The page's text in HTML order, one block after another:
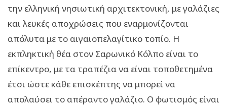
την ελληνική νησιωτική αρχιτεκτονική, με γαλάζιες
και λευκές αποχρώσεις που εναρμονίζονται
απόλυτα με το αιγαιοπελαγίτικο τοπίο. Η
εκπληκτική θέα στον Σαρωνικό Κόλπο είναι το
επίκεντρο, με τα τραπέζια να είναι τοποθετημένα
έτσι ώστε κάθε επισκέπτης να μπορεί να
απολαύσει το απέραντο γαλάζιο. Ο φωτισμός είναι